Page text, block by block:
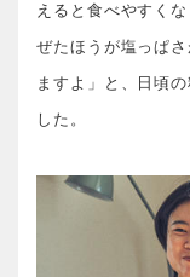
えると食べやすく
ぜたほうが塩っぱ
ますよ」と、日頃
した。